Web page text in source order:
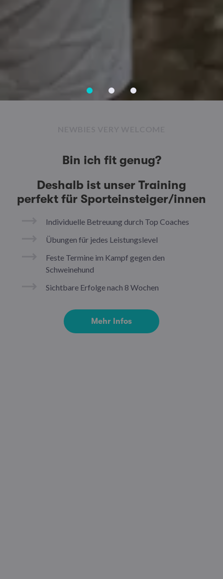
Bin ich fit genug?
Deshalb ist unser Training
perfekt für Sporteinsteiger/innen
Individuelle Betreuung durch Top Coaches
Übungen für jedes Leistungslevel
Feste Termine im Kampf gegen den
Schweinehund
Sichtbare Erfolge nach 8 Wochen
Mehr Infos